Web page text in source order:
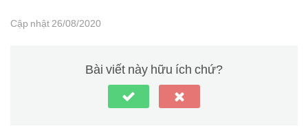
Cập nhật 26/08/2020
Bài viết này hữu ích chứ?